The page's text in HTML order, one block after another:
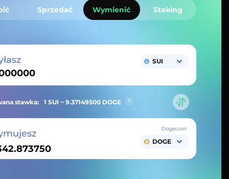
Sprzedać Wymienić Staking
SUI
stawka: 1 SUI ~ 9.37149500 DOGE
Dogecoin
DOGE